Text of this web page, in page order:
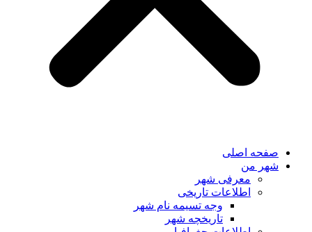
صفحه اصلی
شهر من
معرفی شهر
اطلاعات تاریخی
وجه تسیمه نام شهر
تاریخچه شهر